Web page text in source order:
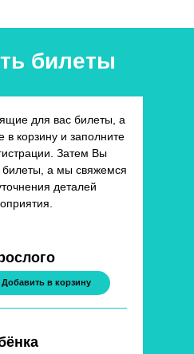
билеты
для вас билеты, а
в корзину и заполните
Затем Вы
билеты, а мы свяжемся
деталей
Добавить в корзину